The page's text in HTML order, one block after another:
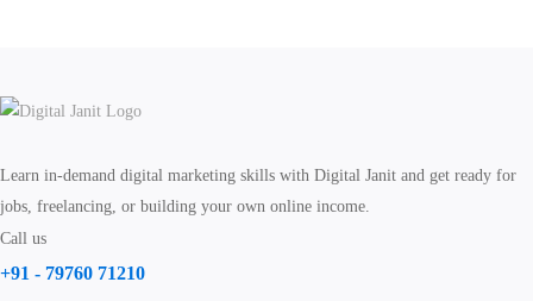
Learn in-demand digital marketing skills with Digital Janit and get ready for
jobs, freelancing, or building your own online income.
Call us
+91 - 79760 71210